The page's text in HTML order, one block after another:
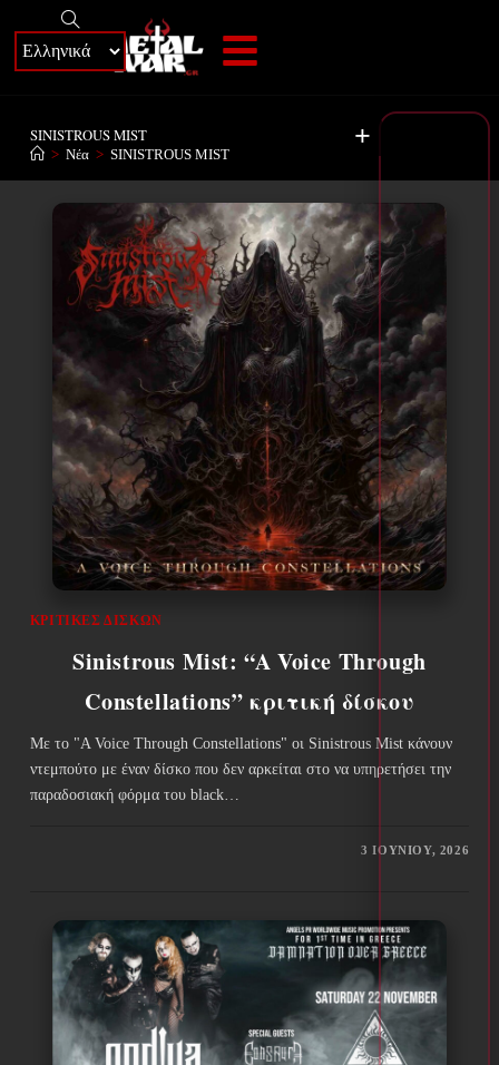
+
SINISTROUS MIST
> Νέα > SINISTROUS MIST
ΚΡΙΤΙΚΈΣ ΔΊΣΚΩΝ
Sinistrous Mist: “A Voice Through
Constellations” κριτική δίσκου
Με το "A Voice Through Constellations" οι Sinistrous Mist κάνουν
ντεμπούτο με έναν δίσκο που δεν αρκείται στο να υπηρετήσει την
παραδοσιακή φόρμα του black…
3 ΙΟΥΝΊΟΥ, 2026